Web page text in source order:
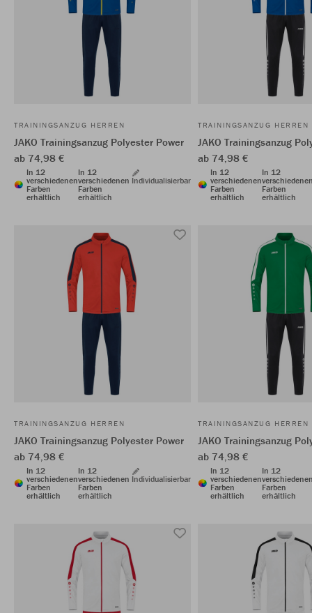
TRAININGSANZUG HERREN
JAKO Trainingsanzug Polyester Power
ab 74,98 €
In 12
verschiedenen
Farben
erhältlich
In 12
verschiedenen
Farben
erhältlich
Individualisierbar
TRAININGSANZUG HERREN
JAKO Trainingsanzug
ab 74,98 €
In 12
verschiedenen
Farben
erhältlich
In 12
Farben
erhältlich
TRAININGSANZUG HERREN
JAKO Trainingsanzug Polyester Power
ab 74,98 €
In 12
verschiedenen
Farben
erhältlich
In 12
verschiedenen
Farben
erhältlich
Individualisierbar
TRAININGSANZUG HERREN
JAKO Trainingsanzug
ab 74,98 €
In 12
verschiedenen
Farben
erhältlich
In 12
Farben
erhältlich